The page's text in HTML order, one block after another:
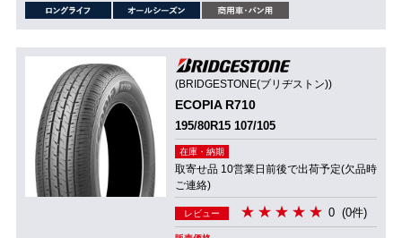
(BRIDGESTONE(ブリヂストン))
ECOPIA R710
195/80R15 107/105
在庫・納期
取寄せ品 10営業日前後で出荷予定(欠品時
ご連絡)
レビュー 0 (0件)